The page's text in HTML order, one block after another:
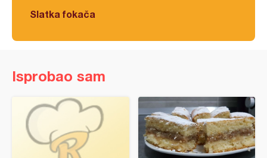
Slatka fokača
Isprobao sam